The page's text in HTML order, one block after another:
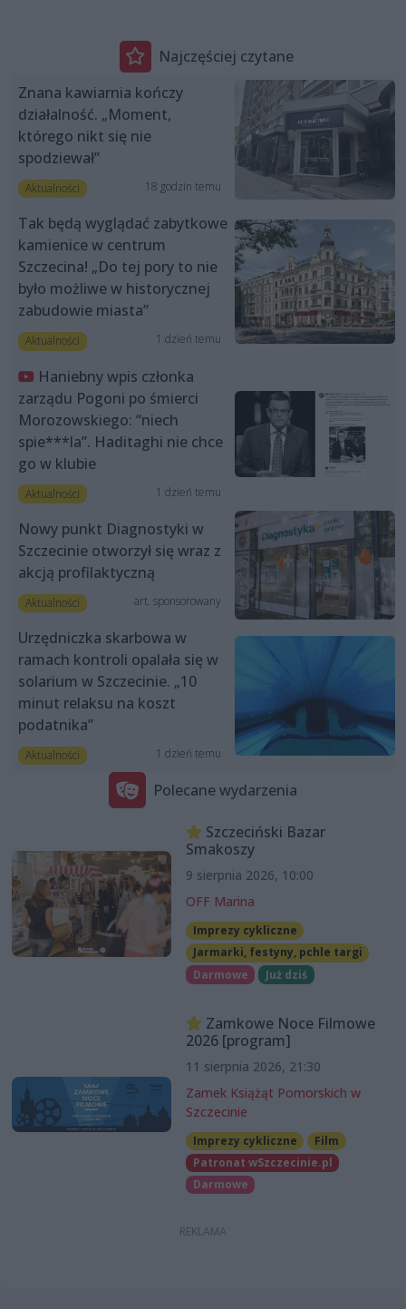
Najczęściej czytane
Znana kawiarnia kończy
działalność. „Moment,
którego nikt się nie
spodziewał”
Aktualności 18 godzin temu
Tak będą wyglądać zabytkowe
kamienice w centrum
Szczecina! „Do tej pory to nie
było możliwe w historycznej
zabudowie miasta”
Aktualności 1 dzień temu
Haniebny wpis członka
zarządu Pogoni po śmierci
Morozowskiego: “niech
spie***la”. Haditaghi nie chce
go w klubie
Aktualności 1 dzień temu
Nowy punkt Diagnostyki w
Szczecinie otworzył się wraz z
akcją profilaktyczną
Aktualności art. sponsorowany
Urzędniczka skarbowa w
ramach kontroli opalała się w
solarium w Szczecinie. „10
minut relaksu na koszt
podatnika”
Aktualności 1 dzień temu
Polecane wydarzenia
Szczeciński Bazar
Smakoszy
9 sierpnia 2026, 10:00
OFF Marina
Imprezy cykliczne
Jarmarki, festyny, pchle targi
Darmowe
Już dziś
Zamkowe Noce Filmowe
2026 [program]
11 sierpnia 2026, 21:30
Zamek Książąt Pomorskich w
Szczecinie
Imprezy cykliczne
Film
Patronat wSzczecinie.pl
Darmowe